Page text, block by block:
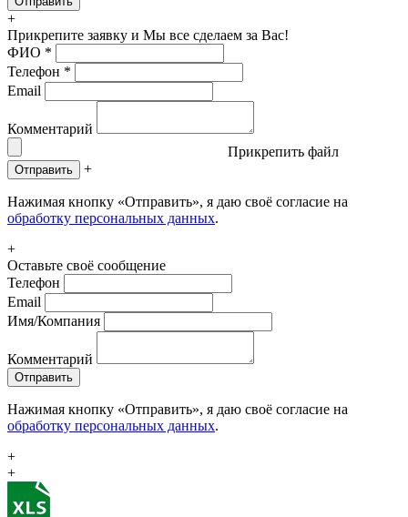
+
Прикрепите заявку и Мы все сделаем за Вас!
ФИО *
Телефон *
Email
Комментарий
Прикрепить файл
Отправить +
Нажимая кнопку «Отправить», я даю своё согласие на
обработку персональных данных.
+
Оставьте своё сообщение
Телефон
Email
Имя/Компания
Комментарий
Отправить
Нажимая кнопку «Отправить», я даю своё согласие на
обработку персональных данных.
+
+